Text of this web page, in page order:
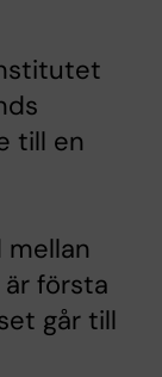
till en
första
går till